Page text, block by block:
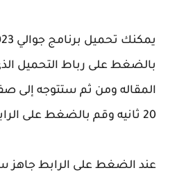
بالضغط على رباط التحميل
المقاله ومن ثم ستتوجه إلى
20 ثانيه وقم بالضغط على الرابط جاهز.
عند الضغط على الرابط جاهز